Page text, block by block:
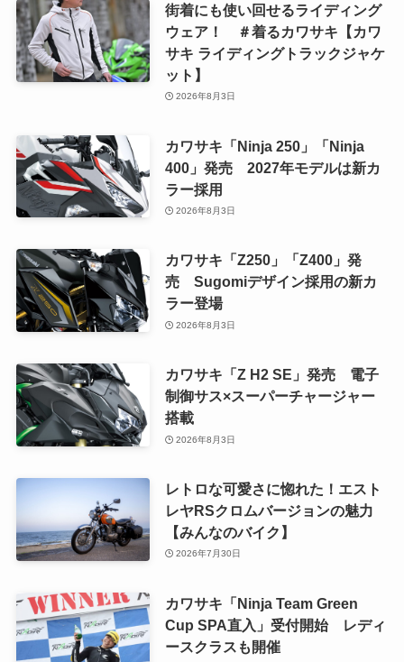
街着にも使い回せるライディング
ウェア！ ＃着るカワサキ【カワ
サキ ライディングトラックジャケ
ット】
2026年8月3日
カワサキ「Ninja 250」「Ninja
400」発売 2027年モデルは新カ
ラー採用
2026年8月3日
カワサキ「Z250」「Z400」発
売 Sugomiデザイン採用の新カ
ラー登場
2026年8月3日
カワサキ「Z H2 SE」発売 電子
制御サス×スーパーチャージャー
搭載
2026年8月3日
レトロな可愛さに惚れた！エスト
レヤRSクロムバージョンの魅力
【みんなのバイク】
2026年7月30日
カワサキ「Ninja Team Green
Cup SPA直入」受付開始 レディ
ースクラスも開催